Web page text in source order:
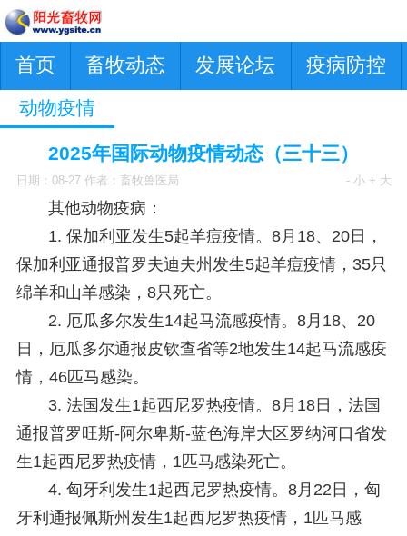
首页 畜牧动态 发展论坛 疫病防控
动物疫情
2025年国际动物疫情动态（三十三）
日期：08-27 作者：畜牧兽医局 - 小 + 大
其他动物疫病：
1. 保加利亚发生5起羊痘疫情。8月18、20日，
保加利亚通报普罗夫迪夫州发生5起羊痘疫情，35只
绵羊和山羊感染，8只死亡。
2. 厄瓜多尔发生14起马流感疫情。8月18、20
日，厄瓜多尔通报皮钦查省等2地发生14起马流感疫
情，46匹马感染。
3. 法国发生1起西尼罗热疫情。8月18日，法国
通报普罗旺斯-阿尔卑斯-蓝色海岸大区罗纳河口省发
生1起西尼罗热疫情，1匹马感染死亡。
4. 匈牙利发生1起西尼罗热疫情。8月22日，匈
牙利通报佩斯州发生1起西尼罗热疫情，1匹马感